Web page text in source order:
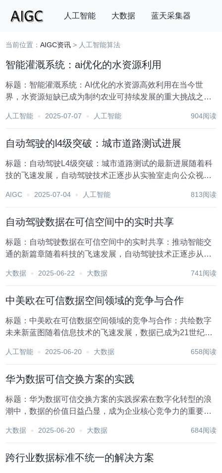
人工智能 大数据 蓝天采集器
搜索
当前位置：AIGC资讯 > 人工智能算法
智能灌溉系统：ai优化的水资源利用
标题：智能灌溉系统：AI优化的水资源高效利用在当今世
界，水资源短缺已成为制约农业可持续发展的重大挑战之
灌溉方式的高耗水、低效率问题日益凸显。在此背景下，智
人工智能 2025-07-07 人工智能 904阅读
自动驾驶的l4级突破：城市道路测试进展
标题：自动驾驶L4级突破：城市道路测试的最新进展随着科
技的飞速发展，自动驾驶技术正逐步从实验室走向公众视
着这一领域的革新。L4级自动驾驶意味着车辆能够在限定区
AIGC 2025-07-04 人工智能 813阅读
自动驾驶数据在可信空间中的实时共享
标题：自动驾驶数据在可信空间中的实时共享：推动智能交
通的新篇章随着科技的飞速发展，自动驾驶技术正逐步从理
程中，数据的实时共享扮演着至关重要的角色。为了确保自
大数据 2025-06-22 大数据 741阅读
中美欧在可信数据空间领域的竞争与合作
标题：中美欧在可信数据空间领域的竞争与合作：共绘数字
未来新蓝图随着信息技术的飞速发展，数据已成为21世纪最
作为全球三大经济体，在可信数据空间领域的竞争与合作日
人工智能 2025-06-20 大数据 658阅读
华为数据可信交换方案的实践
标题：华为数据可信交换方案的实践探索在数字化转型的浪
潮中，数据的价值日益凸显，成为企业核心竞争力的重要组
复杂化，如何确保数据在传输过程中的安全性、完整性和可
大数据 2025-06-20 大数据 684阅读
跨行业数据标准不统一的解决方案